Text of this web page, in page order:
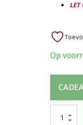
Op
Chloé